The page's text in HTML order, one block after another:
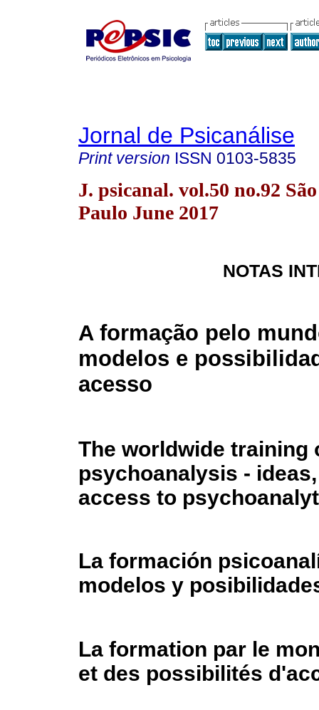
Jornal de Psicanálise
Print version ISSN 0103-5835
J. psicanal. vol.50 no.92 São
Paulo June 2017
NOTAS
A formação pelo
modelos e
acesso
The worldwide training
psychoanalysis -
access to
La formación
modelos y
La formation par le
et des possibilités